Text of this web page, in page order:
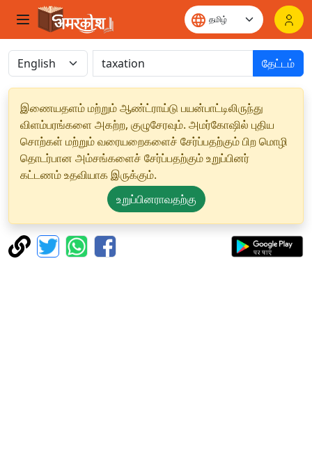
தேட்டம்
இணையதளம் மற்றும் ஆண்ட்ராய்டு பயன்பாட்டிலிருந்து
விளம்பரங்களை அகற்ற, குழுசேரவும். அமர்கோஷில் புதிய
சொற்கள் மற்றும் வரையறைகளைச் சேர்ப்பதற்கும் பிற மொழி
தொடர்பான அம்சங்களைச் சேர்ப்பதற்கும் உறுப்பினர்
கட்டணம் உதவியாக இருக்கும்.
உறுப்பினராவதற்கு